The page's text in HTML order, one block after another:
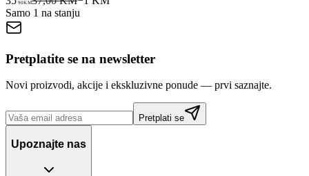
90KM
Samo 1 na stanju
Pretplatite se na newsletter
Novi proizvodi, akcije i ekskluzivne ponude — prvi saznajte.
Pretplati se
Upoznajte nas